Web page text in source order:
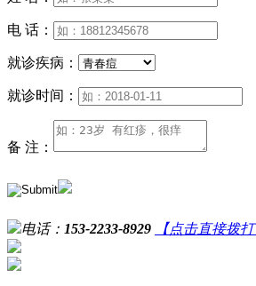
电 话：
就诊疾病：
就诊时间：
备 注：
电话： 153-2233-8929 【点击直接拨打